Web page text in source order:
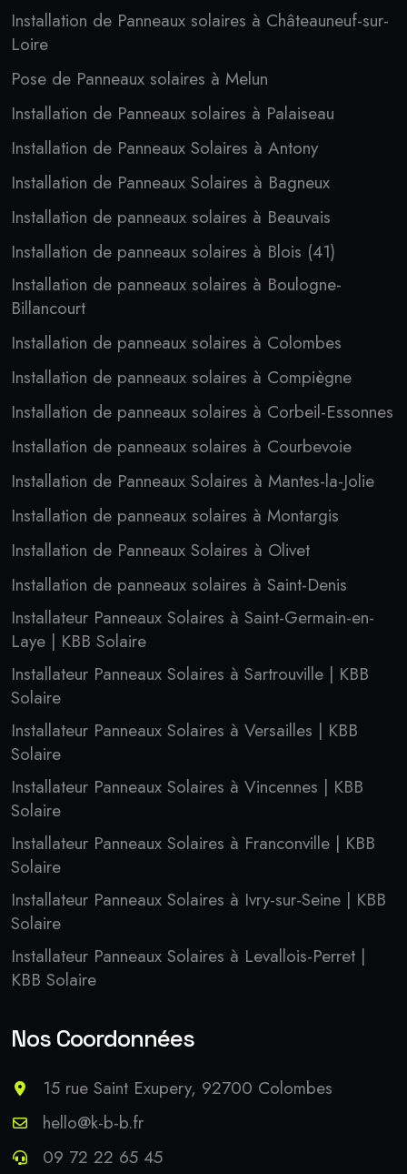
Installation de Panneaux solaires à Châteauneuf-sur-
Loire
Pose de Panneaux solaires à Melun
Installation de Panneaux solaires à Palaiseau
Installation de Panneaux Solaires à Antony
Installation de Panneaux Solaires à Bagneux
Installation de panneaux solaires à Beauvais
Installation de panneaux solaires à Blois (41)
Installation de panneaux solaires à Boulogne-
Billancourt
Installation de panneaux solaires à Colombes
Installation de panneaux solaires à Compiègne
Installation de panneaux solaires à Corbeil-Essonnes
Installation de panneaux solaires à Courbevoie
Installation de Panneaux Solaires à Mantes-la-Jolie
Installation de panneaux solaires à Montargis
Installation de Panneaux Solaires à Olivet
Installation de panneaux solaires à Saint-Denis
Installateur Panneaux Solaires à Saint-Germain-en-
Laye | KBB Solaire
Installateur Panneaux Solaires à Sartrouville | KBB
Solaire
Installateur Panneaux Solaires à Versailles | KBB
Solaire
Installateur Panneaux Solaires à Vincennes | KBB
Solaire
Installateur Panneaux Solaires à Franconville | KBB
Solaire
Installateur Panneaux Solaires à Ivry-sur-Seine | KBB
Solaire
Installateur Panneaux Solaires à Levallois-Perret |
KBB Solaire
Nos Coordonnées
15 rue Saint Exupery, 92700 Colombes
hello@k-b-b.fr
09 72 22 65 45